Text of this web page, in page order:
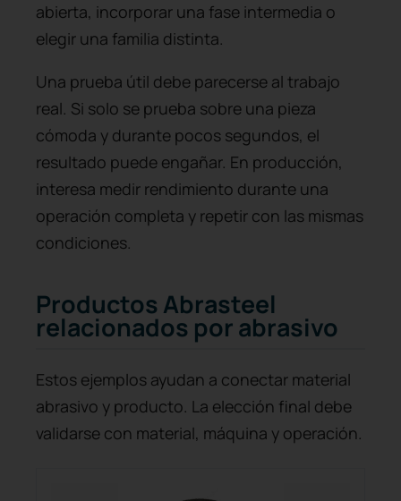
abierta, incorporar una fase intermedia o
elegir una familia distinta.
Una prueba útil debe parecerse al trabajo
real. Si solo se prueba sobre una pieza
cómoda y durante pocos segundos, el
resultado puede engañar. En producción,
interesa medir rendimiento durante una
operación completa y repetir con las mismas
condiciones.
Productos Abrasteel
relacionados por abrasivo
Estos ejemplos ayudan a conectar material
abrasivo y producto. La elección final debe
validarse con material, máquina y operación.